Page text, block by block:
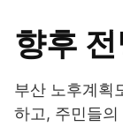
향후
부산 노후계획
하고, 주민들